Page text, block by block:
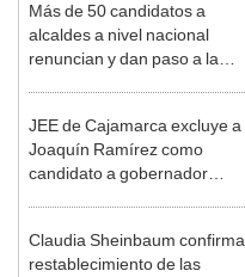
Más de 50 candidatos a
alcaldes a nivel nacional
renuncian y dan paso a la
JEE de Cajamarca excluye a
Joaquín Ramírez como
candidato a gobernador
Claudia Sheinbaum confirma
restablecimiento de las